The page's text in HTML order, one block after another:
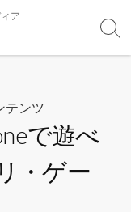
ア
テンツ
で遊べ
・ゲー